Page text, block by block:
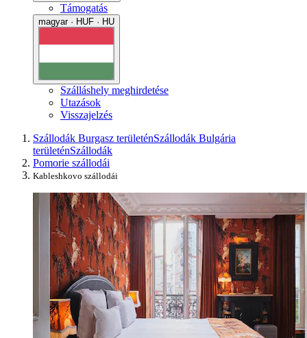
Támogatás
magyar · HUF · HU
Szálláshely meghirdetése
Utazások
Visszajelzés
Szállodák Burgasz területénSzállodák Bulgária
területénSzállodák
Pomorie szállodái
Kableshkovo szállodái